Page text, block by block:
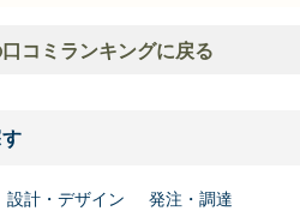
コミランキングに戻る
設計・デザイン
発注・調達